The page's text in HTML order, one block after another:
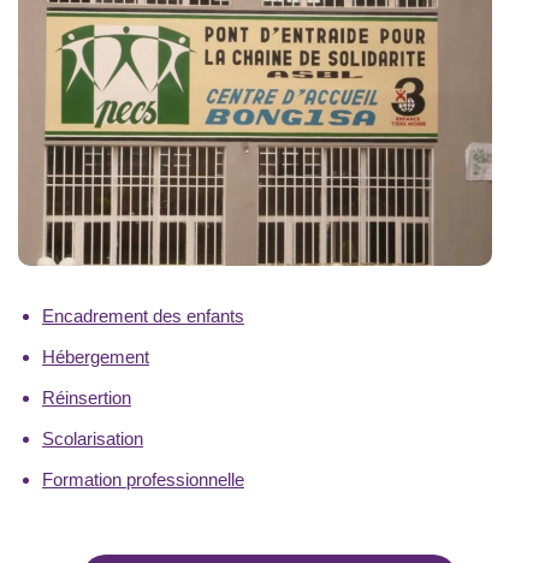
Encadrement des enfants
Hébergement
Réinsertion
Scolarisation
Formation professionnelle